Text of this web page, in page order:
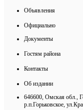
Объявления
Официально
Документы
Гостям района
Контакты
Об издании
646600, Омская обл.,
р.п.Горьковское,